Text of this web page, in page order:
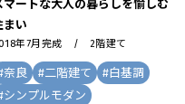
マートな大人の暮らしを愉しむ
まい
年7月完成 / 2階建て
奈良 #二階建て #白基調
シンプルモダン